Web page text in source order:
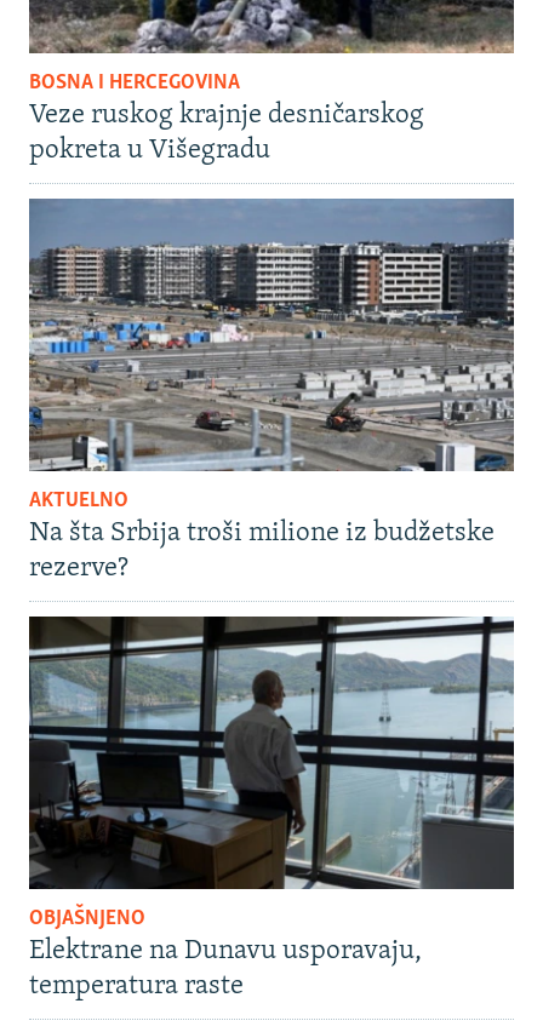
BOSNA I HERCEGOVINA
Veze ruskog krajnje desničarskog
pokreta u Višegradu
AKTUELNO
Na šta Srbija troši milione iz budžetske
rezerve?
OBJAŠNJENO
Elektrane na Dunavu usporavaju,
temperatura raste